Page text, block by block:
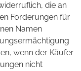
die an
Forderungen für
Namen
wenn der Käufer
nicht